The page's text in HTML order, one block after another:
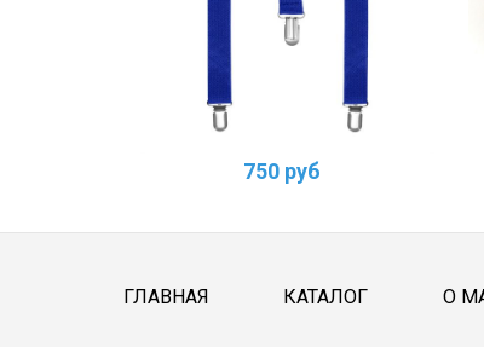
750 руб
ГЛАВНАЯ КАТАЛОГ О